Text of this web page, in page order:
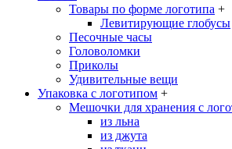
Товары по форме логотипа +
Левитирующие глобусы
Песочные часы
Головоломки
Приколы
Удивительные вещи
Упаковка с логотипом +
Мешочки для хранения с
из льна
из джута